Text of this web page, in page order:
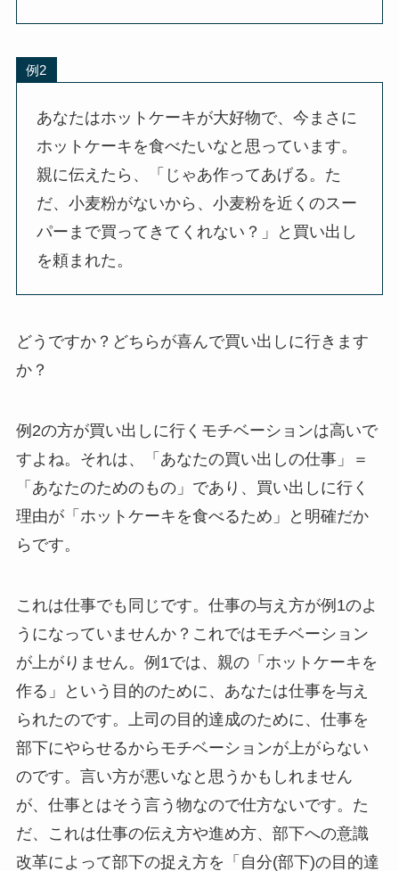
例2
あなたはホットケーキが大好物で、今まさに
ホットケーキを食べたいなと思っています。
親に伝えたら、「じゃあ作ってあげる。た
だ、小麦粉がないから、小麦粉を近くのスー
パーまで買ってきてくれない？」と買い出し
を頼まれた。
どうですか？どちらが喜んで買い出しに行きます
か？
例2の方が買い出しに行くモチベーションは高いで
すよね。それは、「あなたの買い出しの仕事」＝
「あなたのためのもの」であり、買い出しに行く
理由が「ホットケーキを食べるため」と明確だか
らです。
これは仕事でも同じです。仕事の与え方が例1のよ
うになっていませんか？これではモチベーション
が上がりません。例1では、親の「ホットケーキを
作る」という目的のために、あなたは仕事を与え
られたのです。上司の目的達成のために、仕事を
部下にやらせるからモチベーションが上がらない
のです。言い方が悪いなと思うかもしれません
が、仕事とはそう言う物なので仕方ないです。た
だ、これは仕事の伝え方や進め方、部下への意識
改革によって部下の捉え方を「自分(部下)の目的達